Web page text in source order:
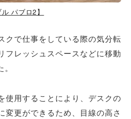
パブロ2】
クで仕事をしている際の気分転
フレッシュスペースなどに移動
使用することにより、デスクの
変更ができるため、目線の高さ